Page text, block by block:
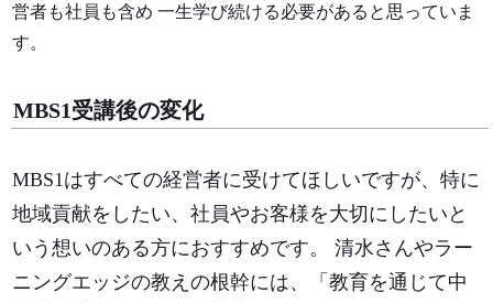
営者も社員も含め 一生学び続ける必要があると思っていま
す。
MBS1受講後の変化
MBS1はすべての経営者に受けてほしいですが、特に
地域貢献をしたい、社員やお客様を大切にしたいと
いう想いのある方におすすめです。 清水さんやラー
ニングエッジの教えの根幹には、「教育を通じて中